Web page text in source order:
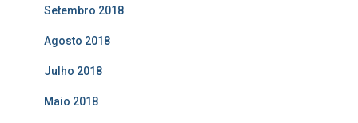
Setembro 2018
Agosto 2018
Julho 2018
Maio 2018